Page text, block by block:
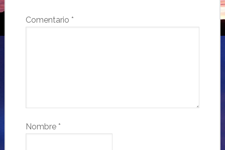
Comentario *
Nombre *